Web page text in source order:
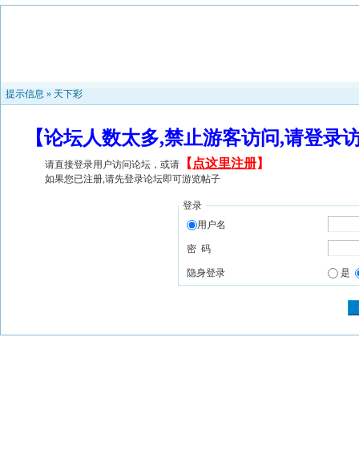
提示信息 » 天下彩
【论坛人数太多,禁止游客访问,请登
请直接登录用户访问论坛，或请 【 点这里注册】
如果您已注册,请先登录论坛即可游览帖子
登录
用户名
密 码
隐身登录 是